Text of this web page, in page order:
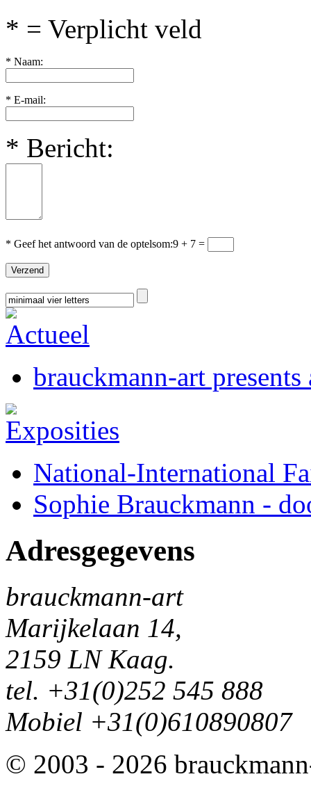
* = Verplicht veld
* Naam:
* E-mail:
* Bericht:
* Geef het antwoord van de optelsom:9 + 7 =
brauckmann-art presents
National-International
Sophie Brauckmann -
Adresgegevens
brauckmann-art
Marijkelaan 14,
2159 LN Kaag.
tel. +31(0)252 545 888
Mobiel +31(0)610890807
© 2003 - 2026